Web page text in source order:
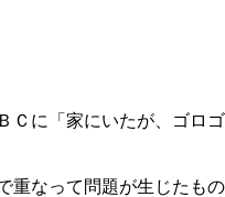
に「家にいたが、ゴロ
なって問題が生じたも